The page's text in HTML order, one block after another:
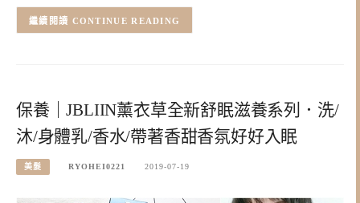
CONTINUE READING
保養｜JBLIIN薰衣草全新舒眠滋養系列．洗/
沐/身體乳/香水/帶著香甜香氛好好入眠
美髮 RYOHEI0221 2019-07-19